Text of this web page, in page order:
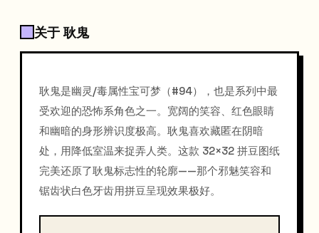
关于 耿鬼
耿鬼是幽灵/毒属性宝可梦（#94），也是系列中最
受欢迎的恐怖系角色之一。宽阔的笑容、红色眼睛
和幽暗的身形辨识度极高。耿鬼喜欢藏匿在阴暗
处，用降低室温来捉弄人类。这款 32×32 拼豆图纸
完美还原了耿鬼标志性的轮廓——那个邪魅笑容和
锯齿状白色牙齿用拼豆呈现效果极好。